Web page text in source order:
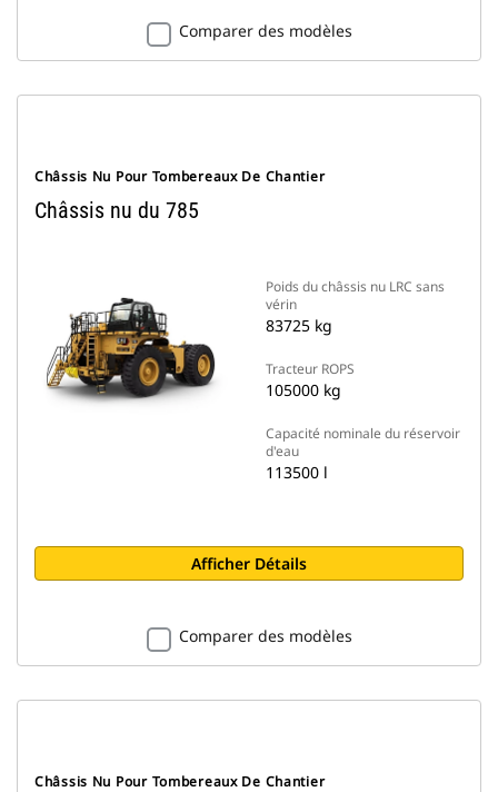
Comparer des modèles
Châssis Nu Pour Tombereaux De Chantier
Châssis nu du 785
Poids du châssis nu LRC sans
vérin
83725 kg
Tracteur ROPS
105000 kg
Capacité nominale du réservoir
d'eau
113500 l
Afficher Détails
Comparer des modèles
Châssis Nu Pour Tombereaux De Chantier